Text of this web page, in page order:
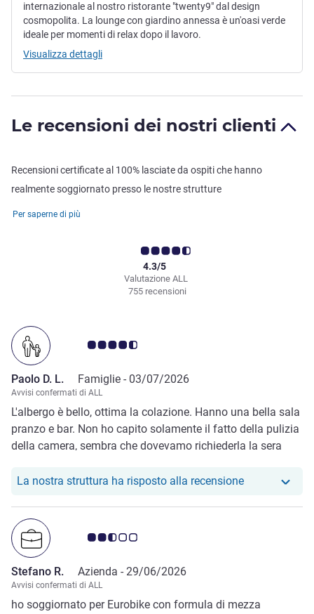
internazionale al nostro ristorante "twenty9" dal design
cosmopolita. La lounge con giardino annessa è un'oasi verde
ideale per momenti di relax dopo il lavoro.
Visualizza dettagli
Le recensioni dei nostri clienti
Recensioni certificate al 100% lasciate da ospiti che hanno
realmente soggiornato presso le nostre strutture
Per saperne di più
Valutazione ALL
4.3/5
755 recensioni
Giudizio clienti 4.5/5
Paolo D. L. Famiglie - 03/07/2026
Avvisi confermati di ALL
L'albergo è bello, ottima la colazione. Hanno una bella sala
pranzo e bar. Non ho capito solamente il fatto della pulizia
della camera, sembra che dovevamo richiederla la sera
La nostra struttura ha risposto alla recensioneIl nostro hotel
Giudizio clienti 2.5/5
Stefano R. Azienda - 29/06/2026
Avvisi confermati di ALL
ho soggiornato per Eurobike con formula di mezza